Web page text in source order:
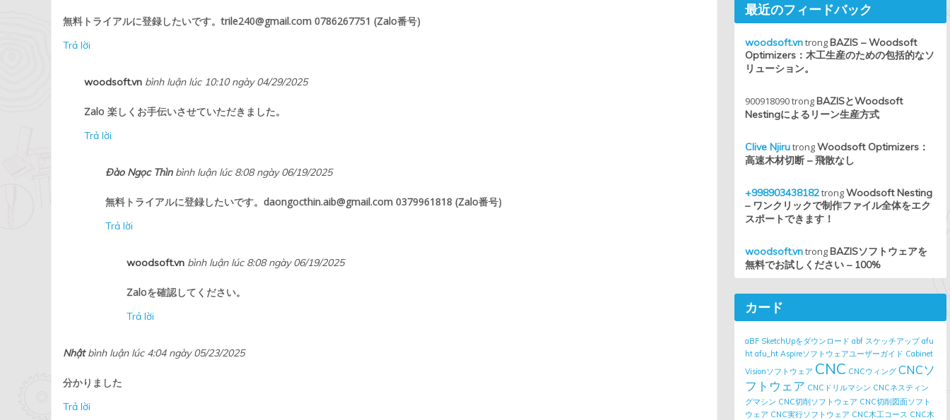
無料トライアルに登録したいです。trile240@gmail.com 0786267751 (Zalo番号)
Trả lời
woodsoft.vn bình luận lúc 10:10 ngày 04/29/2025
Zalo 楽しくお手伝いさせていただきました。
Trả lời
Đào Ngọc Thìn bình luận lúc 8:08 ngày 06/19/2025
無料トライアルに登録したいです。daongocthin.aib@gmail.com 0379961818 (Zalo番号)
Trả lời
woodsoft.vn bình luận lúc 8:08 ngày 06/19/2025
Zaloを確認してください。
Trả lời
Nhật bình luận lúc 4:04 ngày 05/23/2025
分かりました
Trả lời
最近のフィードバック
woodsoft.vntrongBAZIS – Woodsoft
Optimizers：木工生産のための包括的なソ
リューション。
900918090trongBAZISとWoodsoft
Nestingによるリーン生産方式
Clive NjirutrongWoodsoft Optimizers：
高速木材切断 – 飛散なし
+998903438182trongWoodsoft Nesting
– ワンクリックで制作ファイル全体をエク
スポートできます！
woodsoft.vntrongBAZISソフトウェアを
無料でお試しください – 100%
カード
aBF SketchUpをダウンロード abf スケッチアップ afu
ht afu_ht Aspireソフトウェアユーザーガイド Cabinet
Visionソフトウェア CNC CNCウィング CNCソ
フトウェア CNCドリルマシン CNCネスティン
グマシン CNC切削ソフトウェア CNC切削図面ソフト
ウェア CNC実行ソフトウェア CNC木工コース CNC木